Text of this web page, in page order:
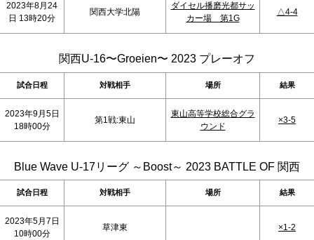
2023年8月24
日 13時20分
関西大学北陽
ダイセル播磨光都サッ
カー場 第1G
△4-4
関西U-16〜Groeien〜 2023 プレーオフ
試合日程 対戦相手 場所 結果
2023年9月5日
18時00分
第1戦:東山
東山高等学校総合グラ
ウンド
×3-5
Blue Wave U-17リーグ ～Boost～ 2023 BATTLE OF 関西
試合日程 対戦相手 場所 結果
2023年5月7日
10時00分
草津東 ×1-2